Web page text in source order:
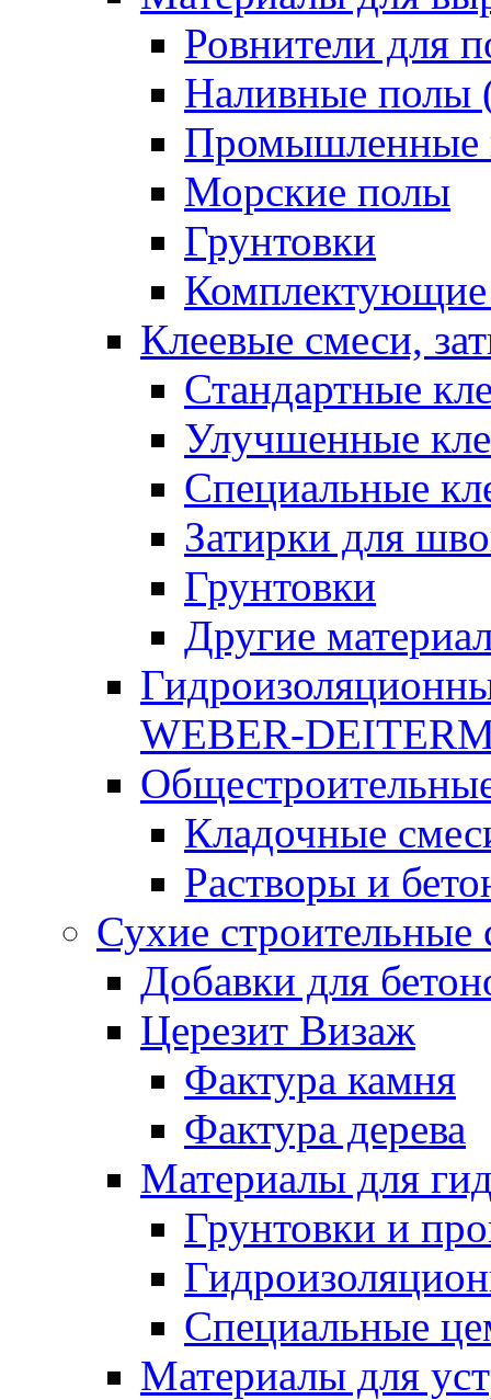
Ровнители для
Наливные полы
Промышленные
Морские полы
Грунтовки
Клеевые смеси,
Стандартные
Улучшенные
Специальные
Затирки для
Грунтовки
Другие
WEBER-
Кладочные
Растворы и
Сухие строительные
Добавки для
Церезит Визаж
Фактура камня
Фактура дерева
Материалы для
Грунтовки и
Специальные
Материалы для